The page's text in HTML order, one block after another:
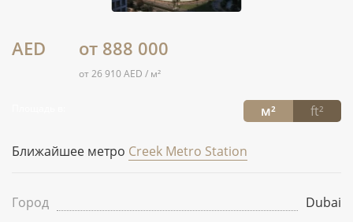
AED от 888 000
от 26 910 AED / м²
м² ft²
Ближайшее метро Creek Metro Station
Город
Dubai